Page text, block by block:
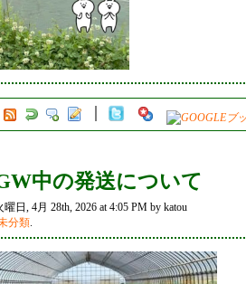
中の発送について
曜日, 4月 28th, 2026 at 4:05 PM by katou
分類.